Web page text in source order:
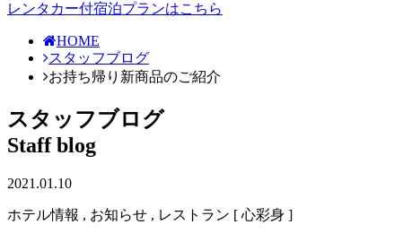
レンタカー付宿泊プランはこちら
HOME
スタッフブログ
お持ち帰り新商品のご紹介
スタッフブログ
Staff blog
2021.01.10
ホテル情報 , お知らせ , レストラン [ 心彩身 ]